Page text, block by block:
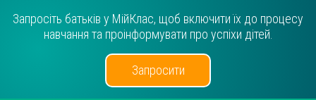
Запросіть батьків у МійКлас, щоб включити їх до процесу
навчання та проінформувати про успіхи дітей.
Запросити